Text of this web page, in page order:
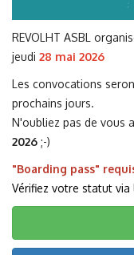
REVOLHT ASBL
jeudi 28 mai 2026
Les convocations
prochains jours.
N'oubliez pas de vous
2026 ;-)
"Boarding pass"
Vérifiez votre statut